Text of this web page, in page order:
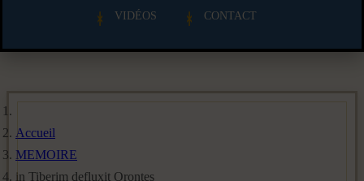
VIDÉOS CONTACT
Accueil
MEMOIRE
in Tiberim defluxit Orontes